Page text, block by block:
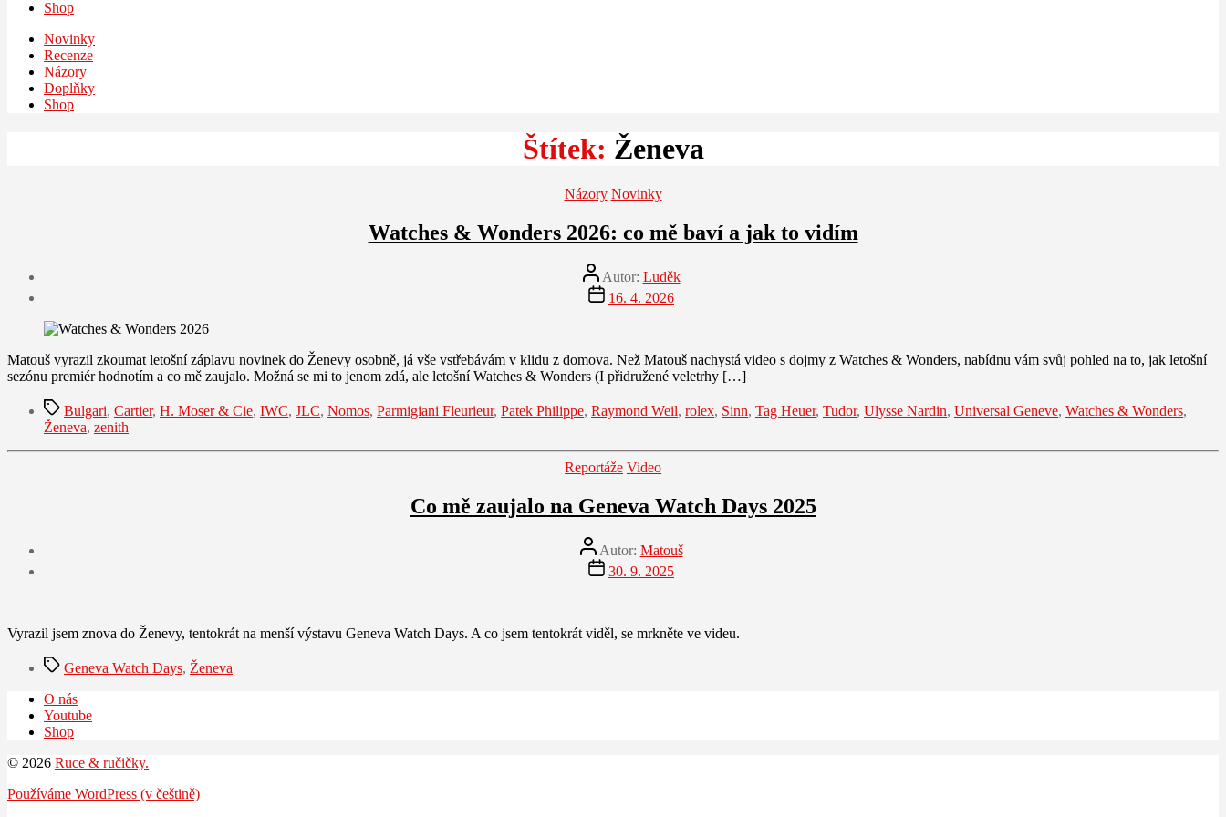
Shop
Novinky
Recenze
Názory
Doplňky
Shop
Štítek: Ženeva
Rubriky
Názory Novinky
Watches & Wonders 2026: co mě baví a jak to vidím
Autor
příspěvku
Autor: Luděk
Datum
příspěvku
16. 4. 2026
Matouš vyrazil zkoumat letošní záplavu novinek do Ženevy osobně, já vše vstřebávám v klidu z domova. Než Matouš nachystá video s dojmy z Watches & Wonders, nabídnu vám svůj pohled na to, jak letošní
sezónu premiér hodnotím a co mě zaujalo. Možná se mi to jenom zdá, ale letošní Watches & Wonders (I přidružené veletrhy […]
ŠtítkyBulgari, Cartier, H. Moser & Cie, IWC, JLC, Nomos, Parmigiani Fleurieur, Patek Philippe, Raymond Weil, rolex, Sinn, Tag Heuer, Tudor, Ulysse Nardin, Universal Geneve, Watches & Wonders,
Ženeva, zenith
Rubriky
Reportáže Video
Co mě zaujalo na Geneva Watch Days 2025
Autor
příspěvku
Autor: Matouš
Datum
příspěvku
30. 9. 2025
Vyrazil jsem znova do Ženevy, tentokrát na menší výstavu Geneva Watch Days. A co jsem tentokrát viděl, se mrkněte ve videu.
ŠtítkyGeneva Watch Days, Ženeva
O nás
Youtube
Shop
© 2026 Ruce & ručičky.
Používáme WordPress (v češtině)